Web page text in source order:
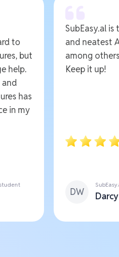
to
but
help.
has
in my
SubEasy.al
and neatest
among
Keep it up!
DW